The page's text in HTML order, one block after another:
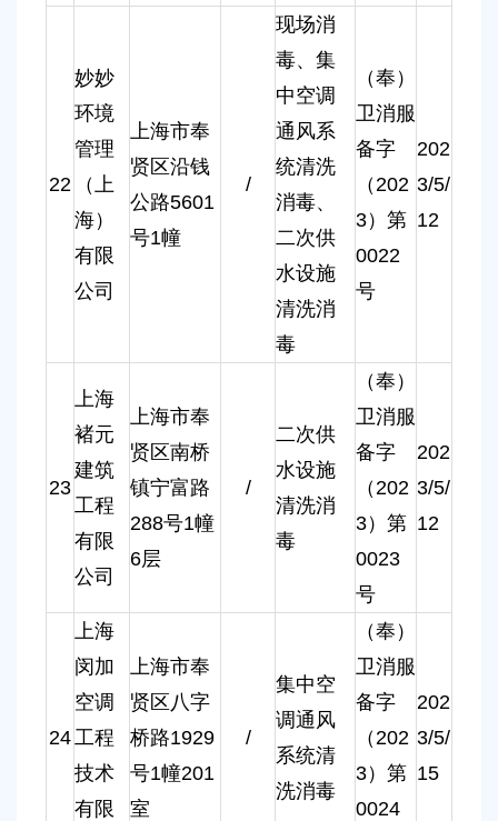
22
妙妙
环境
管理
（上
海）
有限
公司
上海市奉
贤区沿钱
公路5601
号1幢
/
现场消
毒、集
中空调
通风系
统清洗
消毒、
二次供
水设施
清洗消
毒
（奉）
卫消服
备字
（202
3）第
0022
号
202
3/5/
12
23
上海
褚元
建筑
工程
有限
公司
上海市奉
贤区南桥
镇宁富路
288号1幢
6层
/
二次供
水设施
清洗消
毒
（奉）
卫消服
备字
（202
3）第
0023
号
202
3/5/
12
24
上海
闵加
空调
工程
技术
有限
上海市奉
贤区八字
桥路1929
号1幢201
室
/
集中空
调通风
系统清
洗消毒
（奉）
卫消服
备字
（202
3）第
0024
202
3/5/
15